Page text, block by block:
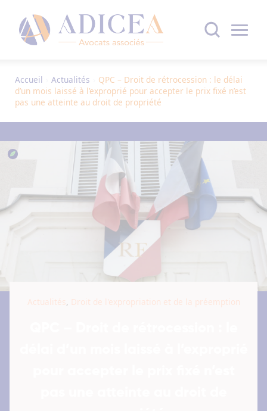
Accueil Actualités
QPC – Droit de rétrocession : le délai
d’un mois laissé à l’exproprié pour accepter le prix fixé n’est
pas une atteinte au droit de propriété
Actualités, Droit de l'expropriation et de la préemption